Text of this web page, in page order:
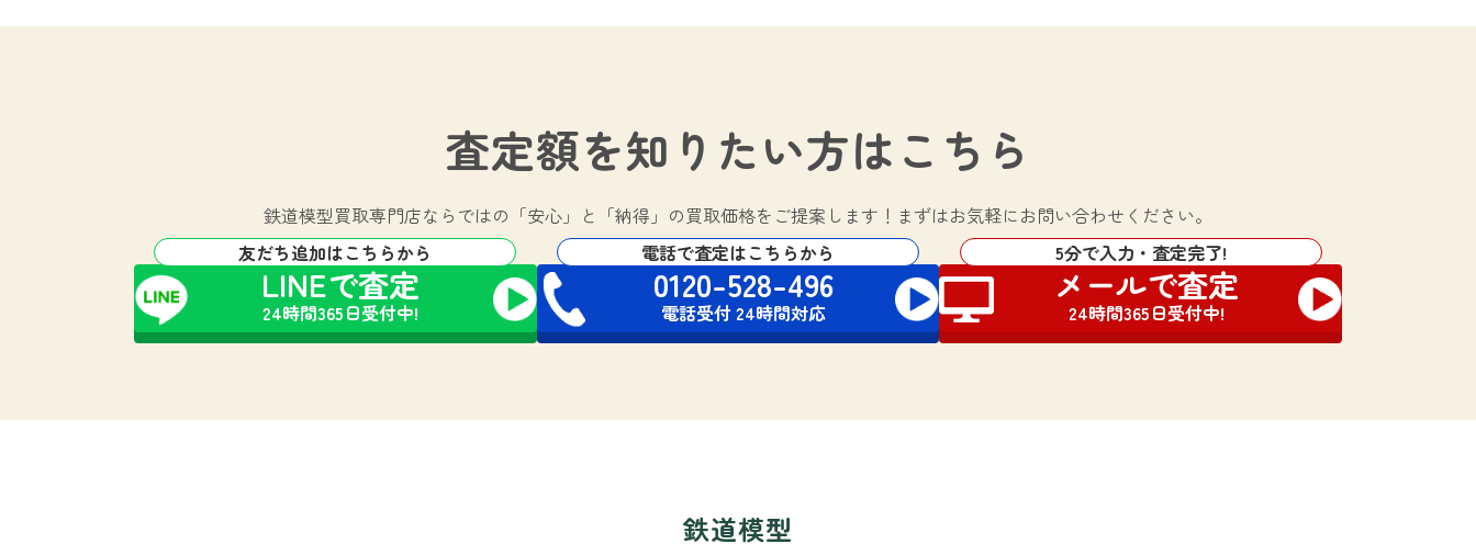
査定額を知りたい方はこちら
鉄道模型買取専門店ならではの 「安心」と「納得」の買取価格をご提案します！ まずはお気軽にお問い合わせください。
友だち追加はこちらから
LINEで査定
24時間365日受付中!
電話で査定はこちらから
0120-528-496
電話受付 24時間対応
5分で入力・査定完了!
メールで査定
24時間365日受付中!
鉄道模型